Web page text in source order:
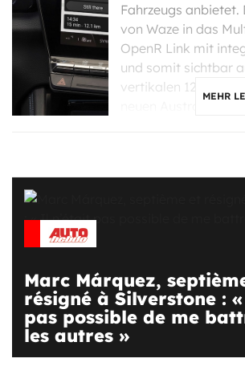
Fahrzeugs
von Waze in das
OpenR Link mit
und somit sichtbar
vertikalen 12-Zoll-
MEHR
Marc Márquez,
résigné à Silverstone :
pas possible de me
les autres »